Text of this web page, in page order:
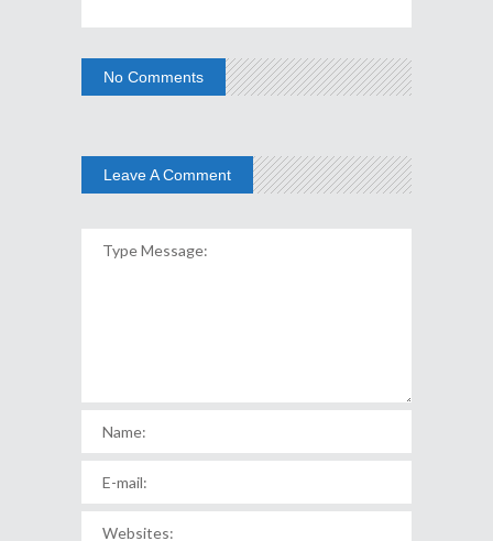
No Comments
Leave A Comment